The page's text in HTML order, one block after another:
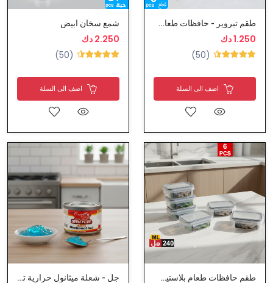
طقم تبروير - حافظات طعام بلاستيك
1.250 دك
(50)
اضف الى السلة
شمع سخان ابيض
2.250 دك
(50)
اضف الى السلة
طقم حافظات طعام بلاستيك بغطاء محكم الاغلاق جل - شعلة ميثانول حرارية تدوم 3 ساعات